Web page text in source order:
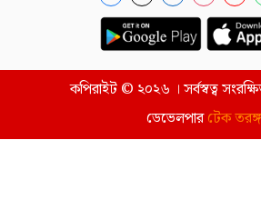
কপিরাইট © ২০২৬ । সর্বস্বত্ব
ডেভেলপারটেক তরঙ্গ